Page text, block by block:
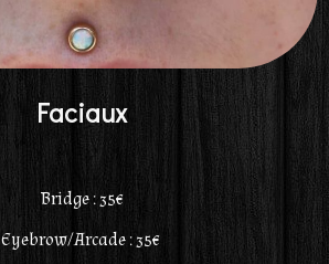
Faciaux
Bridge : 35€
Eyebrow/Arcade : 35€